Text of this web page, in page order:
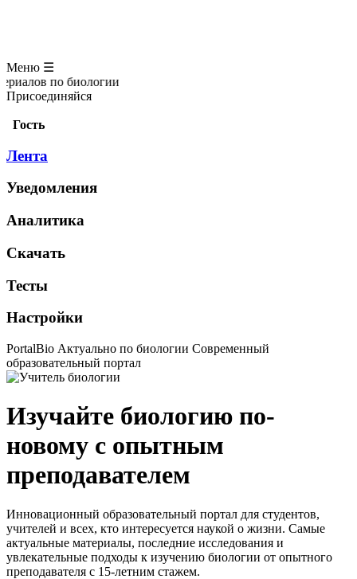
Меню ☰
биологии
Присоединяйся
Гость
Лента
Уведомления
Аналитика
Скачать
Тесты
Настройки
PortalBio Актуально по биологии Современный
образовательный портал
Изучайте биологию по-
новому с опытным
преподавателем
Инновационный образовательный портал для студентов,
учителей и всех, кто интересуется наукой о жизни. Самые
актуальные материалы, последние исследования и
увлекательные подходы к изучению биологии от опытного
преподавателя с 15-летним стажем.